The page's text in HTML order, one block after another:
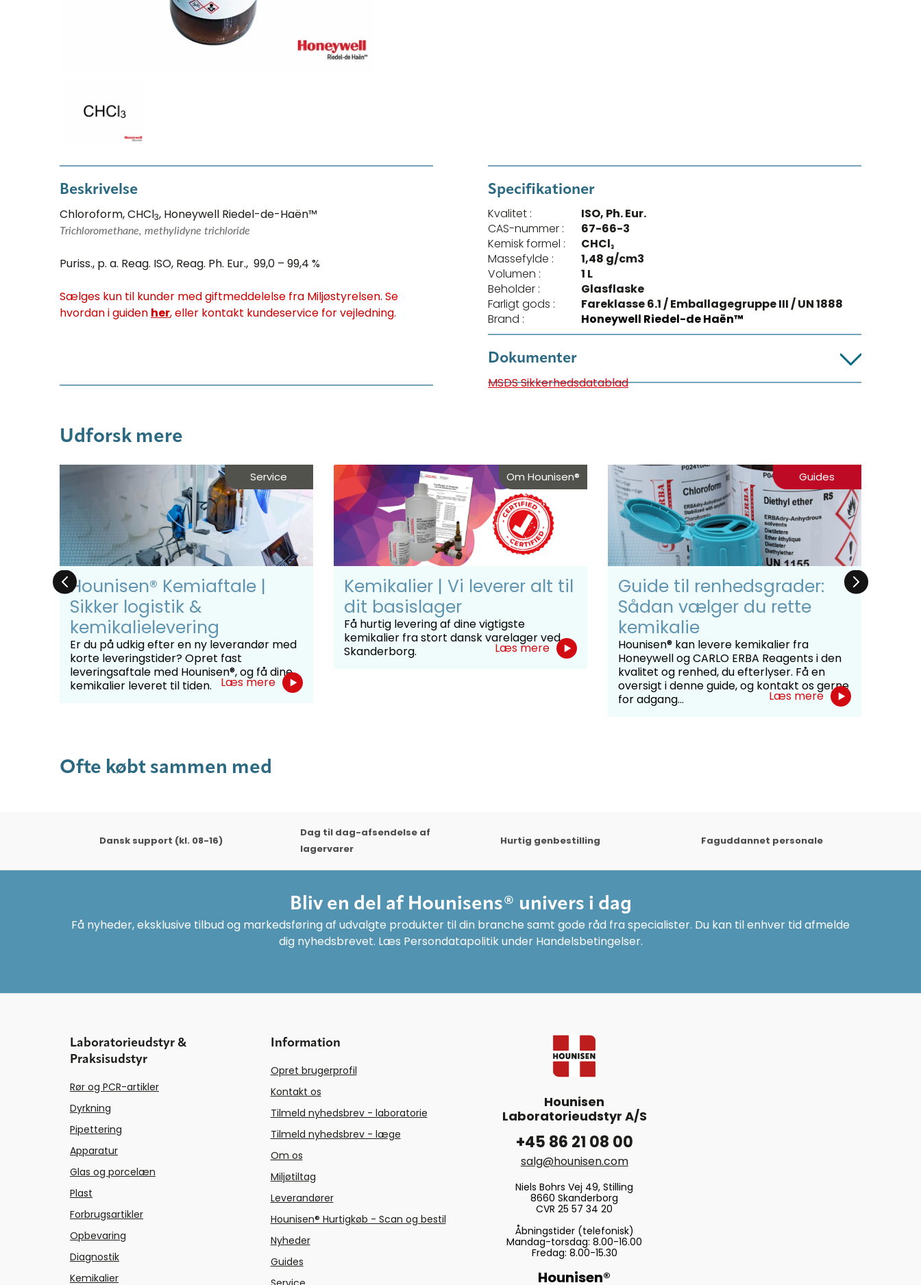
Beskrivelse
Chloroform, CHCl3, Honeywell Riedel-de-Haën™
Trichloromethane, methylidyne trichloride
Puriss., p. a. Reag. ISO, Reag. Ph. Eur., 99,0 – 99,4 %
Sælges kun til kunder med giftmeddelelse fra Miljøstyrelsen. Se
hvordan i guiden her, eller kontakt kundeservice for vejledning.
Specifikationer
Kvalitet :
ISO, Ph. Eur.
CAS-nummer :
67-66-3
Kemisk formel :
CHCl₃
Massefylde :
1,48 g/cm3
Volumen :
1 L
Beholder :
Glasflaske
Farligt gods :
Fareklasse 6.1 / Emballagegruppe III / UN 1888
Brand :
Honeywell Riedel-de Haën™
Dokumenter
MSDS Sikkerhedsdatablad
Udforsk mere
Service
Hounisen® Kemiaftale |
Sikker logistik &
kemikalielevering
Er du på udkig efter en ny leverandør med
korte leveringstider? Opret fast
leveringsaftale med Hounisen®, og få dine
kemikalier leveret til tiden.
Læs mere
Om Hounisen®
Kemikalier | Vi leverer alt til
dit basislager
Få hurtig levering af dine vigtigste
kemikalier fra stort dansk varelager ved
Skanderborg.
Læs mere
Guides
Guide til renhedsgrader:
Sådan vælger du rette
kemikalie
Hounisen® kan levere kemikalier fra
Honeywell og CARLO ERBA Reagents i den
kvalitet og renhed, du efterlyser. Få en
oversigt i denne guide, og kontakt os gerne
for adgang...
Læs mere
Ofte købt sammen med
Dansk support (kl. 08-16)
Dag til dag-afsendelse af
lagervarer
Hurtig genbestilling Faguddannet personale
Bliv en del af Hounisens® univers i dag
Få nyheder, eksklusive tilbud og markedsføring af udvalgte produkter til din branche samt gode råd fra specialister. Du kan til enhver tid afmelde
dig nyhedsbrevet. Læs Persondatapolitik under Handelsbetingelser.
Laboratorieudstyr &
Praksisudstyr
Rør og PCR-artikler
Dyrkning
Pipettering
Apparatur
Glas og porcelæn
Plast
Forbrugsartikler
Opbevaring
Diagnostik
Kemikalier
Information
Opret brugerprofil
Kontakt os
Tilmeld nyhedsbrev - laboratorie
Tilmeld nyhedsbrev - læge
Om os
Miljøtiltag
Leverandører
Hounisen® Hurtigkøb - Scan og bestil
Nyheder
Guides
Hounisen
Laboratorieudstyr A/S
+45 86 21 08 00
salg@hounisen.com
Niels Bohrs Vej 49, Stilling
8660 Skanderborg
CVR 25 57 34 20
Åbningstider (telefonisk)
Mandag-torsdag: 8.00-16.00
Fredag: 8.00-15.30
Hounisen®